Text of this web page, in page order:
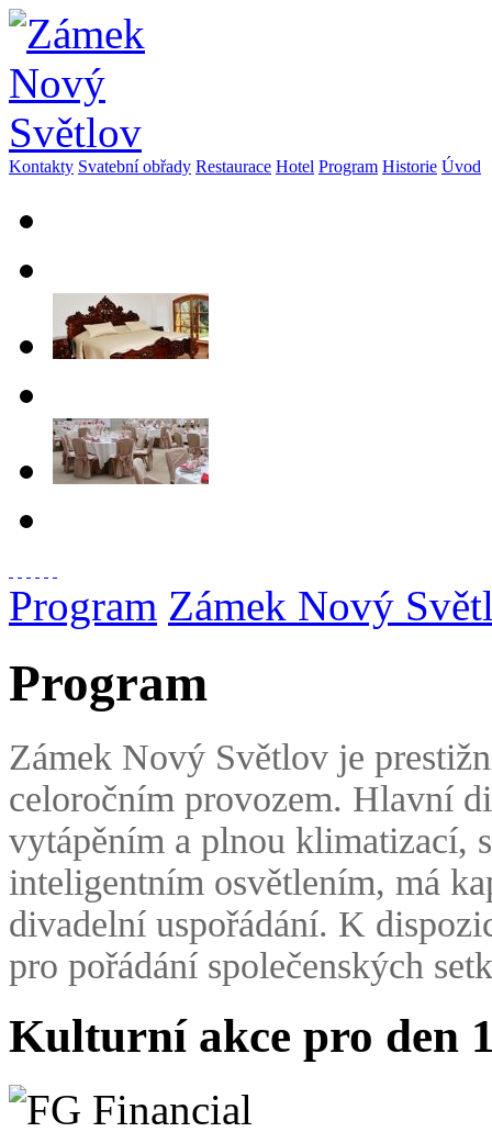
Kontakty Svatební obřady Restaurace Hotel Program Historie Úvod
Program Zámek Nový
Program
Zámek Nový Světlov je
celoročním provozem. Hlavní
vytápěním a plnou klimatizací,
inteligentním osvětlením, má
divadelní uspořádání. K
pro pořádání společenských
Kulturní akce pro den